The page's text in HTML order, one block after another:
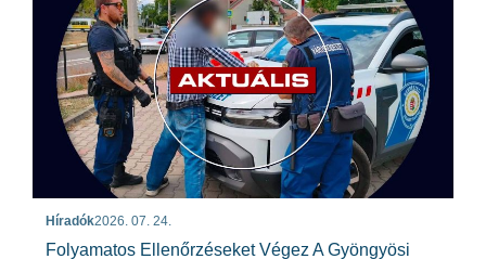
Híradók2026. 07. 24.
Folyamatos Ellenőrzéseket Végez A Gyöngyösi